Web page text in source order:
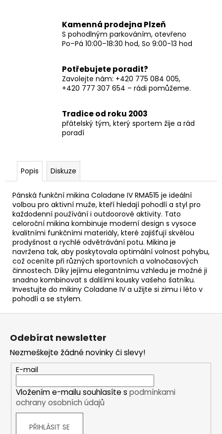
Kamenná prodejna Plzeň
S pohodlným parkováním, otevřeno
Po–Pá 10:00–18:30 hod, So 9:00-13 hod
Potřebujete poradit?
Zavolejte nám: +420 775 084 005,
+420 777 307 654 – rádi pomůžeme.
Tradice od roku 2003
přátelský tým, který sportem žije a rád
poradí
Popis Diskuze
Pánská funkční mikina Coladane IV RMA515 je ideální
volbou pro aktivní muže, kteří hledají pohodlí a styl pro
každodenní používání i outdoorové aktivity. Tato
celoroční mikina kombinuje moderní design s vysoce
kvalitními funkčními materiály, které zajišťují skvělou
prodyšnost a rychlé odvětrávání potu. Mikina je
navržena tak, aby poskytovala optimální volnost pohybu,
což oceníte při různých sportovních a volnočasových
činnostech. Díky jejímu elegantnímu vzhledu je možné ji
snadno kombinovat s dalšími kousky vašeho šatníku.
Investujte do mikiny Coladane IV a užijte si zimu i léto v
pohodlí a se stylem.
Z
Odebírat newsletter
Nezmeškejte žádné novinky či slevy!
E-mail
Vložením e-mailu souhlasíte s podmínkami
ochrany osobních údajů
PŘIHLÁSIT SE